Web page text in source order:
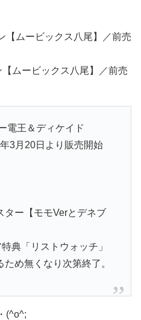
ムービックス八尾】／前売
電王＆ディケイド
3月20日より販売開始
ター【モモVerとデネブ
典「リストウォッチ」
め無くなり次第終了。
(^o^;